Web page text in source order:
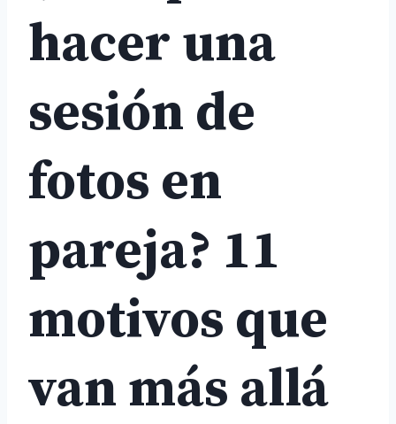
hacer una
sesión de
fotos en
pareja? 11
motivos que
van más allá